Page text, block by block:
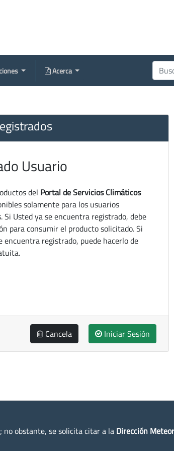
Acerca
Usuario
del Portal de Servicios Climáticos
solamente para los usuarios
Si Usted ya se encuentra registrado, debe
para consumir el producto solicitado. Si
encuentra registrado, puede hacerlo de
Cancela Iniciar Sesión
no obstante, se solicita citar a la Dirección